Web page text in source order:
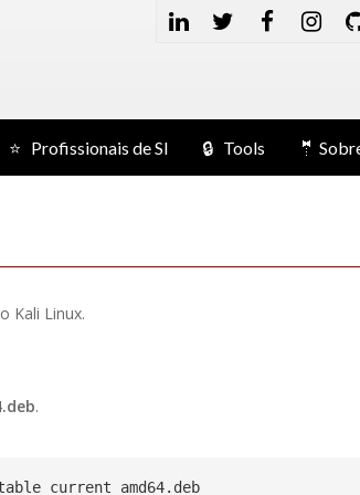
⭐ Profissionais de SI 🔒 Tools 🤵
Kali Linux.
.